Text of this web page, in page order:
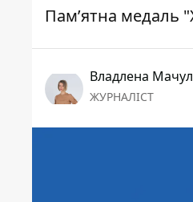
Пам’ятна медаль
Владлена
ЖУРНАЛІСТ